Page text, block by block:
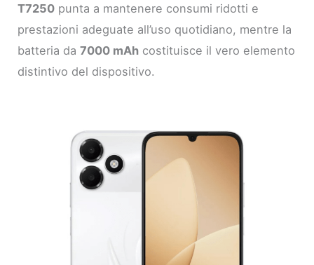
T7250 punta a mantenere consumi ridotti e
prestazioni adeguate all’uso quotidiano, mentre la
batteria da7000 mAh costituisce il vero elemento
distintivo del dispositivo.